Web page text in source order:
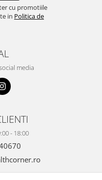
cu promotiile
in Politica de
media
- 18:00